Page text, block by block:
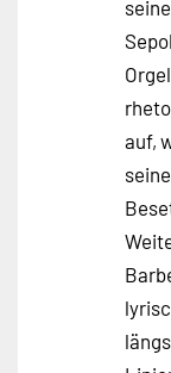
auf,